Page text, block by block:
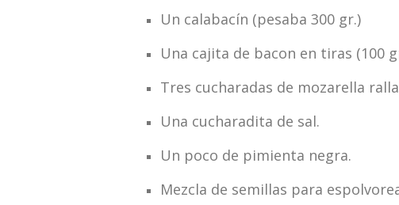
Un calabacín (pesaba 300 gr.)
Una cajita de bacon en tiras (100
Tres cucharadas de mozarella
Una cucharadita de sal.
Un poco de pimienta negra.
Mezcla de semillas para